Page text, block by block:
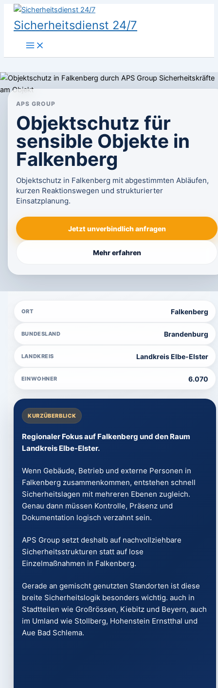
Zum
Inhalt
springen
Sicherheitsdienst 24/7
APS GROUP
Objektschutz für
sensible Objekte in
Falkenberg
Objektschutz in Falkenberg mit abgestimmten Abläufen,
kurzen Reaktionswegen und strukturierter
Einsatzplanung.
Jetzt unverbindlich anfragen
Mehr erfahren
ORT Falkenberg
BUNDESLAND Brandenburg
LANDKREIS Landkreis Elbe-Elster
EINWOHNER 6.070
KURZÜBERBLICK
Regionaler Fokus auf Falkenberg und den Raum
Landkreis Elbe-Elster.
Wenn Gebäude, Betrieb und externe Personen in
Falkenberg zusammenkommen, entstehen schnell
Sicherheitslagen mit mehreren Ebenen zugleich.
Genau dann müssen Kontrolle, Präsenz und
Dokumentation logisch verzahnt sein.
APS Group setzt deshalb auf nachvollziehbare
Sicherheitsstrukturen statt auf lose
Einzelmaßnahmen in Falkenberg.
Gerade an gemischt genutzten Standorten ist diese
breite Sicherheitslogik besonders wichtig. auch in
Stadtteilen wie Großrössen, Kiebitz und Beyern, auch
im Umland wie Stollberg, Hohenstein Ernstthal und
Aue Bad Schlema.